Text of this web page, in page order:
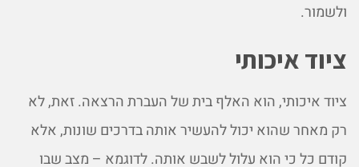
ולשמור.
ציוד איכותי
ציוד איכותי, הוא האלף בית של העברת הרצאה. זאת, לא
רק מאחר שהוא יכול להעשיר אותה בדרכים שונות, אלא
קודם כל כי הוא עלול לשבש אותה. לדוגמא – מצב שבו